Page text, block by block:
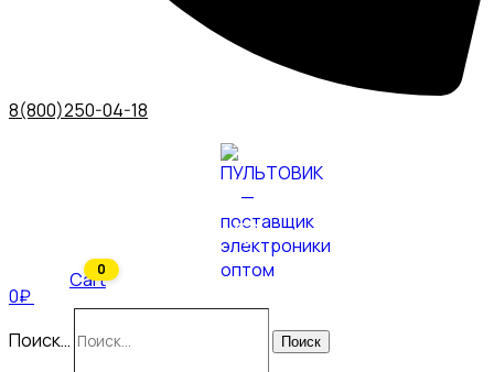
8(800)250-04-18
0₽
0
Cart
Поиск… Поиск